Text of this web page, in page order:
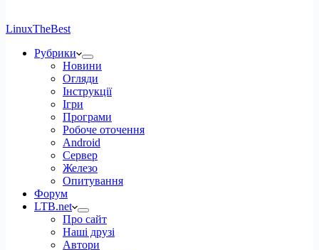
LinuxTheBest
Рубрики
Новини
Огляди
Інструкції
Ігри
Програми
Робоче оточення
Android
Сервер
Железо
Опитування
Форум
LTB.net
Про сайт
Наші друзі
Автори